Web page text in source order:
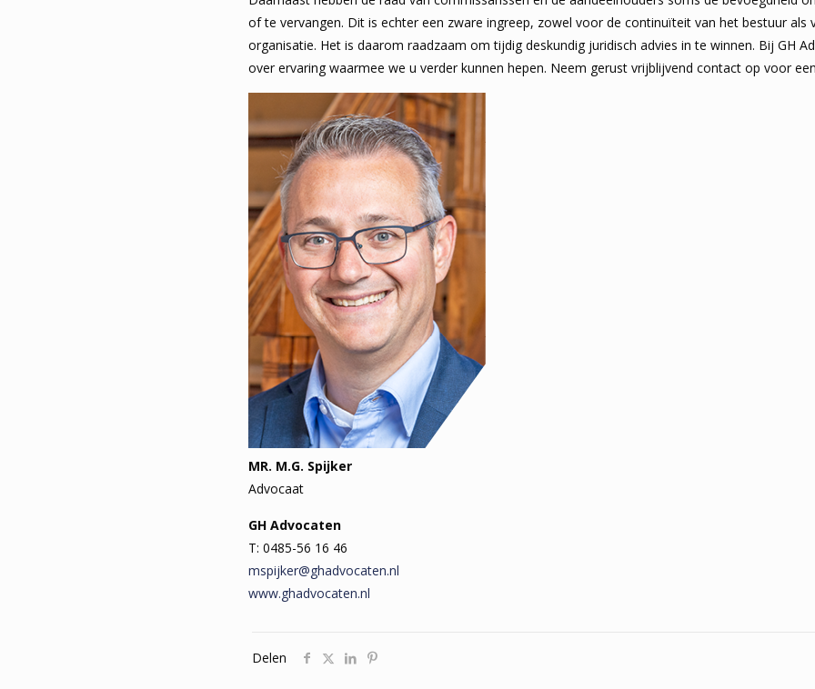
of te vervangen. Dit is echter een zware ingreep, zowel voor de continuïteit van het bestuur als
organisatie. Het is daarom raadzaam om tijdig deskundig juridisch advies in te winnen. Bij GH
over ervaring waarmee we u verder kunnen hepen. Neem gerust vrijblijvend contact op voor
MR. M.G. Spijker
Advocaat
GH Advocaten
T: 0485-56 16 46
mspijker@ghadvocaten.nl
www.ghadvocaten.nl
Delen